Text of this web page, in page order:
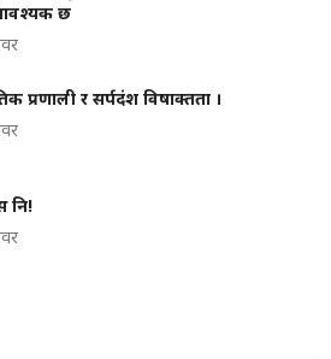
छ
प्रणाली र सर्पदंश विषाक्तता ।
नि!